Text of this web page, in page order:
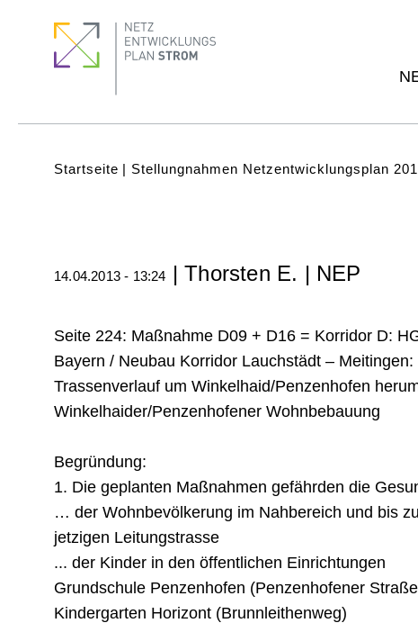
(Main)Pfadnavigation
Startseite Stellungnahmen Netzentwicklungsplan
14.04.2013 - 13:24 | Thorsten E. | NEP
Seite 224: Maßnahme D09 + D16 = Korridor D:
Bayern / Neubau Korridor Lauchstädt – Meitingen:
Trassenverlauf um Winkelhaid/Penzenhofen
Winkelhaider/Penzenhofener Wohnbebauung
Begründung:
1. Die geplanten Maßnahmen gefährden die
… der Wohnbevölkerung im Nahbereich und bis
jetzigen Leitungstrasse
... der Kinder in den öffentlichen Einrichtungen
Grundschule Penzenhofen (Penzenhofener
Kindergarten Horizont (Brunnleithenweg)
Menu
quick
links